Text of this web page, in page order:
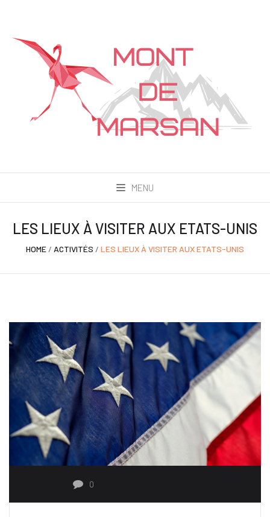
MENU
LES LIEUX À VISITER AUX ETATS-UNIS
HOME / ACTIVITÉS / LES LIEUX À VISITER AUX ETATS-UNIS
0